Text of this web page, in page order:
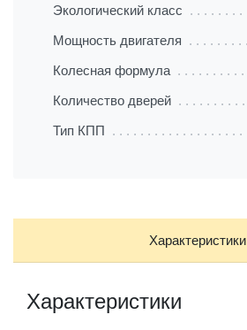
Экологический класс
Мощность двигателя
Колесная формула
Количество дверей
Тип КПП
Характеристики
Характеристики